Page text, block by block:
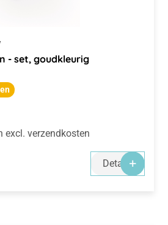
- set, goudkleurig
excl. verzendkosten
Details